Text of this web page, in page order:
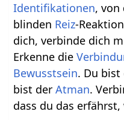
Identifikationen,
blinden Reiz-
dich, verbinde dich
Erkenne die
Bewusstsein. Du
bist derAtman.
dass du das